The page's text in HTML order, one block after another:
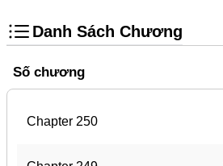
Báo Thù
Shoujo Ai
Demons
Danh Sách Chương
Số chương
Chapter 250